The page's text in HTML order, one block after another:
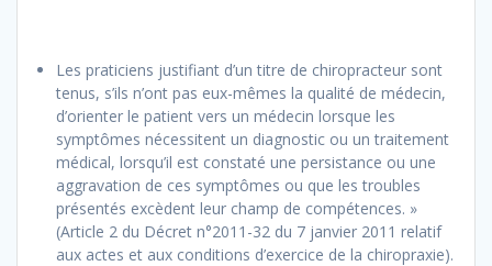
Les praticiens justifiant d’un titre de chiropracteur sont
tenus, s’ils n’ont pas eux-mêmes la qualité de médecin,
d’orienter le patient vers un médecin lorsque les
symptômes nécessitent un diagnostic ou un traitement
médical, lorsqu’il est constaté une persistance ou une
aggravation de ces symptômes ou que les troubles
présentés excèdent leur champ de compétences. »
(Article 2 du Décret n°2011-32 du 7 janvier 2011 relatif
aux actes et aux conditions d’exercice de la chiropraxie).